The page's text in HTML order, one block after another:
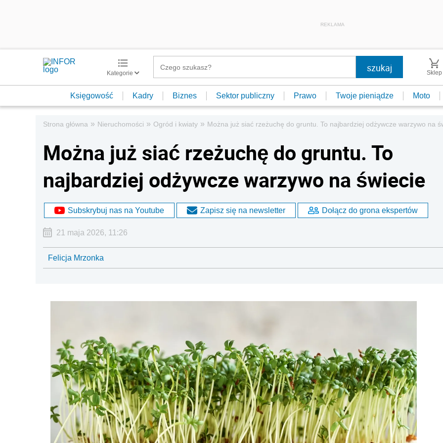
REKLAMA
Kategorie Sklep
Księgowość Kadry Biznes Sektor publiczny Prawo Twoje pieniądze Moto
Strona główna » Nieruchomości » Ogród i kwiaty » Można już siać rzeżuchę do gruntu. To najbardziej odżywcze warzywo na
Można już siać rzeżuchę do gruntu. To
najbardziej odżywcze warzywo na świecie
Subskrybuj nas na Youtube Zapisz się na newsletter Dołącz do grona ekspertów
21 maja 2026, 11:26
Felicja Mrzonka